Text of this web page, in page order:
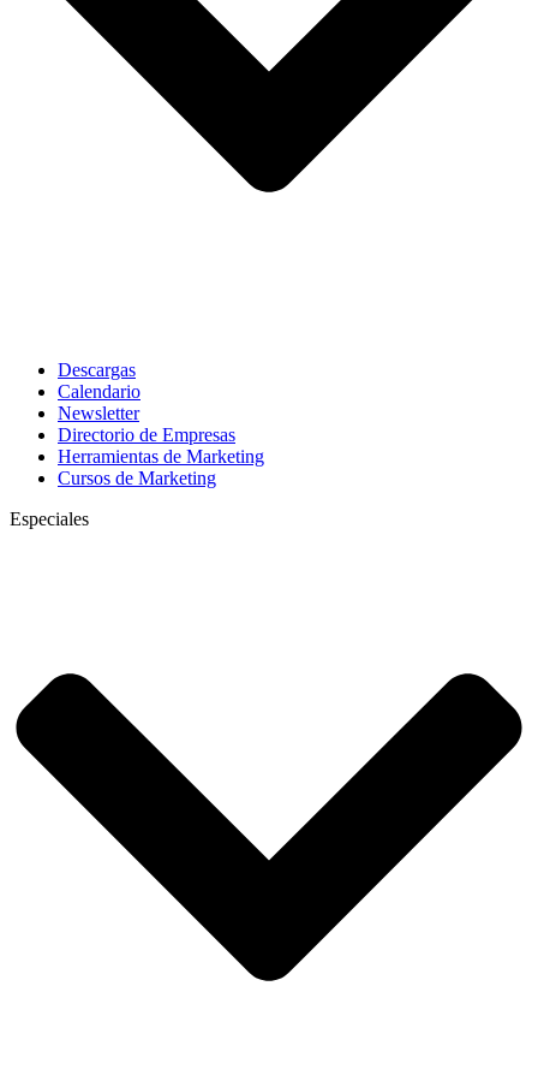
Descargas
Calendario
Newsletter
Directorio de Empresas
Herramientas de Marketing
Cursos de Marketing
Especiales